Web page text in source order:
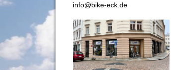
info@bike-eck.de